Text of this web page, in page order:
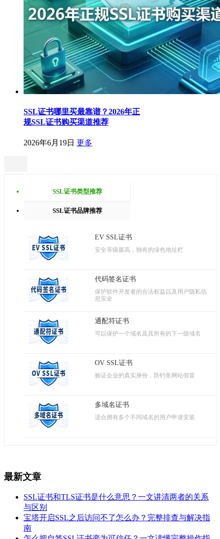
SSL证书哪里买最靠谱？2026年正
规SSL证书购买渠道推荐
2026年6月19日 更多
SSL证书类型推荐
SSL证书品牌推荐
EV SSL证书
安全等级最高，独有的绿色地址栏
代码签名证书
保护软件开发者的合法权益以及用户隐私信
息安全
通配符证书
可以保护一个域名及其所有的下一级域名
OV SSL证书
验证企业的真实身份，防钓鱼网站假冒
多域名证书
适合拥有多个不同域名的用户申请安装
最新文章
SSL证书和TLS证书是什么意思？一文讲清两者的关系
与区别
宝塔开启SSL之后访问不了怎么办？完整排查与解决指
南